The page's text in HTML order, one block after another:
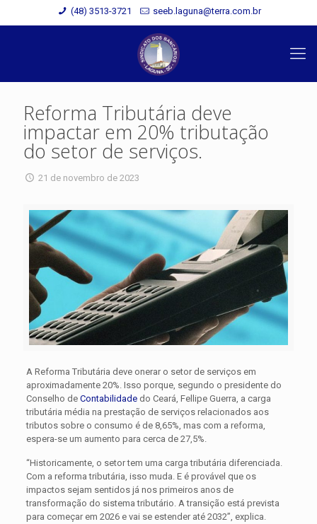
(48) 3513-3721 seeb.laguna@terra.com.br
Reforma Tributária deve
impactar em 20% tributação
do setor de serviços.
21 de novembro de 2023
A Reforma Tributária deve onerar o setor de serviços em
aproximadamente 20%. Isso porque, segundo o presidente do
Conselho de Contabilidadedo Ceará, Fellipe Guerra, a carga
tributária média na prestação de serviços relacionados aos
tributos sobre o consumo é de 8,65%, mas com a reforma,
espera-se um aumento para cerca de 27,5%.
“Historicamente, o setor tem uma carga tributária diferenciada.
Com a reforma tributária, isso muda. E é provável que os
impactos sejam sentidos já nos primeiros anos de
transformação do sistema tributário. A transição está prevista
para começar em 2026 e vai se estender até 2032”, explica.